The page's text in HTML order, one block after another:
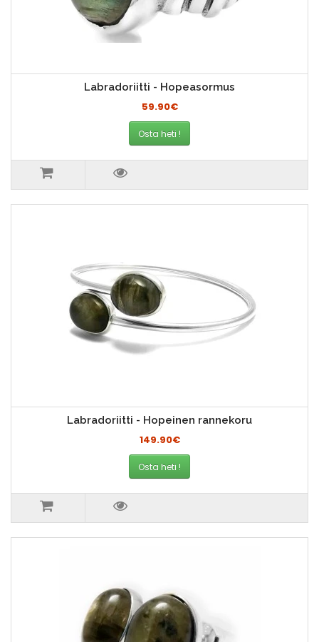
Labradoriitti - Hopeasormus
59.90€
Osta heti !
Labradoriitti - Hopeinen rannekoru
149.90€
Osta heti !